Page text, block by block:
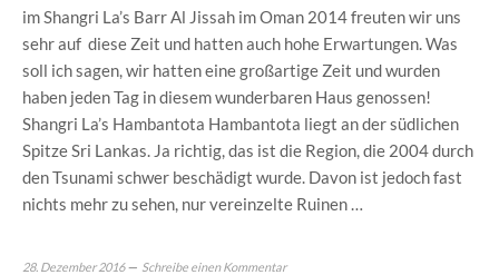
im Shangri La’s Barr Al Jissah im Oman 2014 freuten wir uns
sehr auf diese Zeit und hatten auch hohe Erwartungen. Was
soll ich sagen, wir hatten eine großartige Zeit und wurden
haben jeden Tag in diesem wunderbaren Haus genossen!
Shangri La’s Hambantota Hambantota liegt an der südlichen
Spitze Sri Lankas. Ja richtig, das ist die Region, die 2004 durch
den Tsunami schwer beschädigt wurde. Davon ist jedoch fast
nichts mehr zu sehen, nur vereinzelte Ruinen …
28. Dezember 2016
Schreibe einen Kommentar